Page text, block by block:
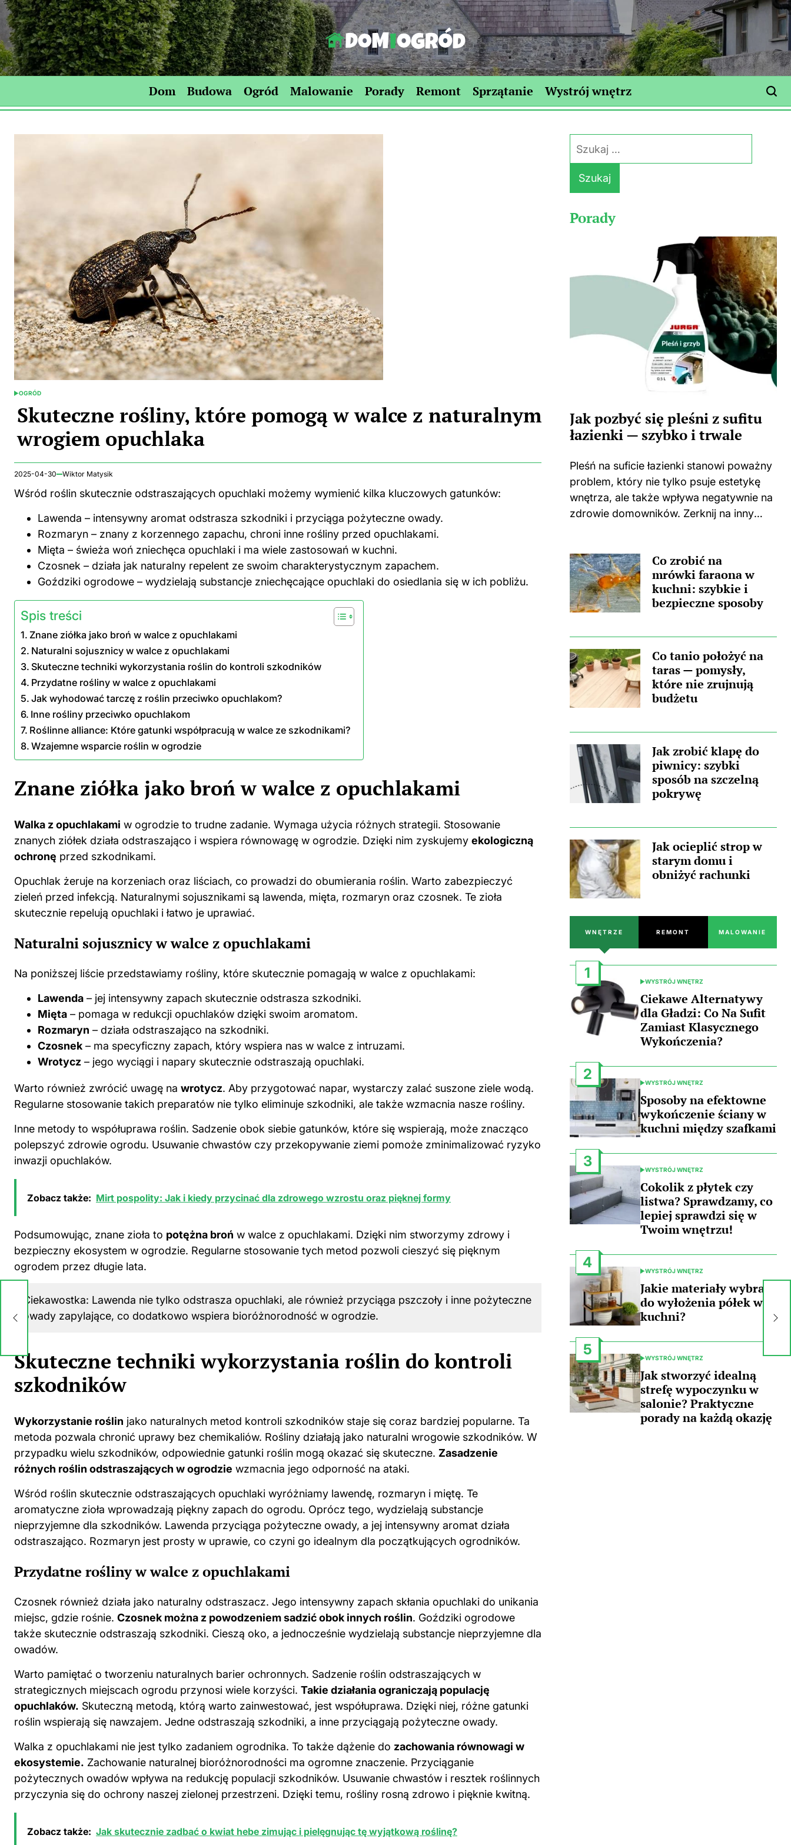
Skip
to
content
Dom-
Ogród.edu.pl
Dom Budowa Ogród Malowanie Porady Remont Sprzątanie Wystrój wnętrz
POSTED
OGRÓD
Skuteczne rośliny, które pomogą w walce z naturalnym
wrogiem opuchlaka
2025-04-30 Wiktor Matysik
Wśród roślin skutecznie odstraszających opuchlaki możemy wymienić kilka kluczowych gatunków:
Lawenda – intensywny aromat odstrasza szkodniki i przyciąga pożyteczne owady.
Rozmaryn – znany z korzennego zapachu, chroni inne rośliny przed opuchlakami.
Mięta – świeża woń zniechęca opuchlaki i ma wiele zastosowań w kuchni.
Czosnek – działa jak naturalny repelent ze swoim charakterystycznym zapachem.
Goździki ogrodowe – wydzielają substancje zniechęcające opuchlaki do osiedlania się w ich pobliżu.
Spis treści
Znane ziółka jako broń w walce z opuchlakami
Naturalni sojusznicy w walce z opuchlakami
Skuteczne techniki wykorzystania roślin do kontroli szkodników
Przydatne rośliny w walce z opuchlakami
Jak wyhodować tarczę z roślin przeciwko opuchlakom?
Inne rośliny przeciwko opuchlakom
Roślinne alliance: Które gatunki współpracują w walce ze szkodnikami?
Wzajemne wsparcie roślin w ogrodzie
Znane ziółka jako broń w walce z opuchlakami
Walka z opuchlakami w ogrodzie to trudne zadanie. Wymaga użycia różnych strategii. Stosowanie
znanych ziółek działa odstraszająco i wspiera równowagę w ogrodzie. Dzięki nim zyskujemy ekologiczną
ochronę przed szkodnikami.
Opuchlak żeruje na korzeniach oraz liściach, co prowadzi do obumierania roślin. Warto zabezpieczyć
zieleń przed infekcją. Naturalnymi sojusznikami są lawenda, mięta, rozmaryn oraz czosnek. Te zioła
skutecznie repelują opuchlaki i łatwo je uprawiać.
Naturalni sojusznicy w walce z opuchlakami
Na poniższej liście przedstawiamy rośliny, które skutecznie pomagają w walce z opuchlakami:
Lawenda – jej intensywny zapach skutecznie odstrasza szkodniki.
Mięta – pomaga w redukcji opuchlaków dzięki swoim aromatom.
Rozmaryn – działa odstraszająco na szkodniki.
Czosnek – ma specyficzny zapach, który wspiera nas w walce z intruzami.
Wrotycz – jego wyciągi i napary skutecznie odstraszają opuchlaki.
Warto również zwrócić uwagę na wrotycz. Aby przygotować napar, wystarczy zalać suszone ziele wodą.
Regularne stosowanie takich preparatów nie tylko eliminuje szkodniki, ale także wzmacnia nasze rośliny.
Inne metody to współuprawa roślin. Sadzenie obok siebie gatunków, które się wspierają, może znacząco
polepszyć zdrowie ogrodu. Usuwanie chwastów czy przekopywanie ziemi pomoże zminimalizować ryzyko
inwazji opuchlaków.
Zobacz także: Mirt pospolity: Jak i kiedy przycinać dla zdrowego wzrostu oraz pięknej formy
Podsumowując, znane zioła to potężna broń w walce z opuchlakami. Dzięki nim stworzymy zdrowy i
bezpieczny ekosystem w ogrodzie. Regularne stosowanie tych metod pozwoli cieszyć się pięknym
ogrodem przez długie lata.
Ciekawostka: Lawenda nie tylko odstrasza opuchlaki, ale również przyciąga pszczoły i inne pożyteczne
owady zapylające, co dodatkowo wspiera bioróżnorodność w ogrodzie.
Skuteczne techniki wykorzystania roślin do kontroli
szkodników
Wykorzystanie roślin jako naturalnych metod kontroli szkodników staje się coraz bardziej popularne. Ta
metoda pozwala chronić uprawy bez chemikaliów. Rośliny działają jako naturalni wrogowie szkodników. W
przypadku wielu szkodników, odpowiednie gatunki roślin mogą okazać się skuteczne. Zasadzenie
różnych roślin odstraszających w ogrodzie wzmacnia jego odporność na ataki.
Wśród roślin skutecznie odstraszających opuchlaki wyróżniamy lawendę, rozmaryn i miętę. Te
aromatyczne zioła wprowadzają piękny zapach do ogrodu. Oprócz tego, wydzielają substancje
nieprzyjemne dla szkodników. Lawenda przyciąga pożyteczne owady, a jej intensywny aromat działa
odstraszająco. Rozmaryn jest prosty w uprawie, co czyni go idealnym dla początkujących ogrodników.
Przydatne rośliny w walce z opuchlakami
Czosnek również działa jako naturalny odstraszacz. Jego intensywny zapach skłania opuchlaki do unikania
miejsc, gdzie rośnie. Czosnek można z powodzeniem sadzić obok innych roślin. Goździki ogrodowe
także skutecznie odstraszają szkodniki. Cieszą oko, a jednocześnie wydzielają substancje nieprzyjemne dla
owadów.
Warto pamiętać o tworzeniu naturalnych barier ochronnych. Sadzenie roślin odstraszających w
strategicznych miejscach ogrodu przynosi wiele korzyści. Takie działania ograniczają populację
opuchlaków. Skuteczną metodą, którą warto zainwestować, jest współuprawa. Dzięki niej, różne gatunki
roślin wspierają się nawzajem. Jedne odstraszają szkodniki, a inne przyciągają pożyteczne owady.
Walka z opuchlakami nie jest tylko zadaniem ogrodnika. To także dążenie do zachowania równowagi w
ekosystemie. Zachowanie naturalnej bioróżnorodności ma ogromne znaczenie. Przyciąganie
pożytecznych owadów wpływa na redukcję populacji szkodników. Usuwanie chwastów i resztek roślinnych
przyczynia się do ochrony naszej zielonej przestrzeni. Dzięki temu, rośliny rosną zdrowo i pięknie kwitną.
Zobacz także: Jak skutecznie zadbać o kwiat hebe zimując i pielęgnując tę wyjątkową roślinę?
Porady
Jak pozbyć się pleśni z sufitu
łazienki — szybko i trwale
Pleśń na suficie łazienki stanowi poważny
problem, który nie tylko psuje estetykę
wnętrza, ale także wpływa negatywnie na
zdrowie domowników. Zerknij na inny
ta nieprzyjemna towarzyszka? Główną
przyczyną...
Co zrobić na
mrówki faraona w
kuchni: szybkie i
bezpieczne sposoby
Co tanio położyć na
taras — pomysły,
które nie zrujnują
budżetu
Jak zrobić klapę do
piwnicy: szybki
sposób na szczelną
pokrywę
Jak ocieplić strop w
starym domu i
obniżyć rachunki
WNĘTRZE REMONT MALOWANIE
1
POSTED
IN
WYSTRÓJ WNĘTRZ
Ciekawe Alternatywy
dla Gładzi: Co Na Sufit
Zamiast Klasycznego
Wykończenia?
2
POSTED
IN
WYSTRÓJ WNĘTRZ
Sposoby na efektowne
wykończenie ściany w
kuchni między szafkami
3
POSTED
IN
WYSTRÓJ WNĘTRZ
Cokolik z płytek czy
listwa? Sprawdzamy, co
lepiej sprawdzi się w
Twoim wnętrzu!
4
POSTED
IN
WYSTRÓJ WNĘTRZ
Jakie materiały wybrać
do wyłożenia półek w
kuchni?
5
POSTED
IN
WYSTRÓJ WNĘTRZ
Jak stworzyć idealną
strefę wypoczynku w
salonie? Praktyczne
porady na każdą okazję